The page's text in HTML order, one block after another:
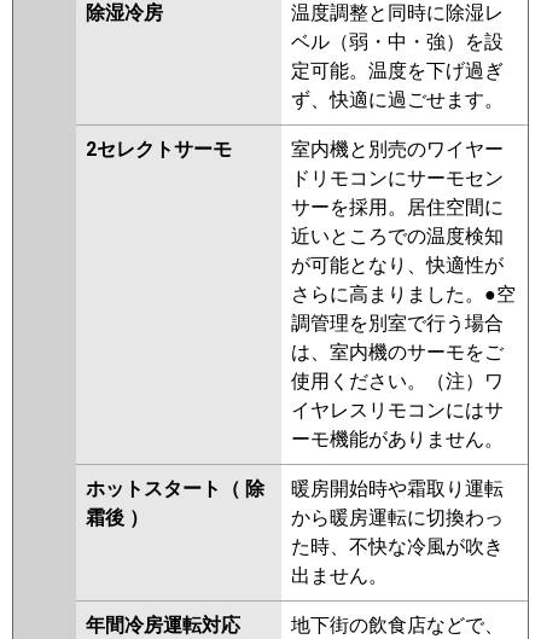
除湿冷房
温度調整と同時に除湿レ
ベル（弱・中・強）を設
定可能。温度を下げ過ぎ
ず、快適に過ごせます。
2セレクトサーモ
室内機と別売のワイヤー
ドリモコンにサーモセン
サーを採用。居住空間に
近いところでの温度検知
が可能となり、快適性が
さらに高まりました。●空
調管理を別室で行う場合
は、室内機のサーモをご
使用ください。（注）ワ
イヤレスリモコンにはサ
ーモ機能がありません。
ホットスタート（ 除
霜後 ）
暖房開始時や霜取り運転
から暖房運転に切換わっ
た時、不快な冷風が吹き
出ません。
年間冷房運転対応
地下街の飲食店などで、